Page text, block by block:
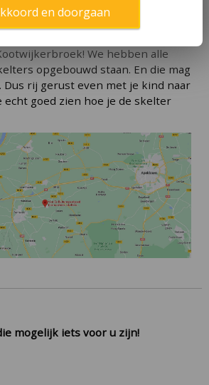
in winkel
We hebben alle
opgebouwd staan. En die mag
Dus rij gerust even met je kind naar
echt goed zien hoe je de skelter
mogelijk iets voor u zijn!
en doorgaan